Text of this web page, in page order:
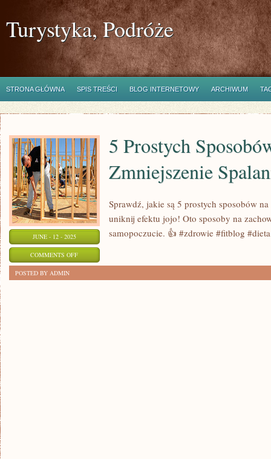
Turystyka, Podróże
STRONA GŁÓWNA SPIS TREŚCI BLOG INTERNETOWY ARCHIWUM
JUNE - 12 - 2025
COMMENTS OFFON
5 Prostych
Zmniejszenie
Sprawdź, jakie są 5 prostych sposobów
uniknij efektu jojo! Oto sposoby na
samopoczucie. 👍 #zdrowie #fitblog #dieta
POSTED BY ADMIN